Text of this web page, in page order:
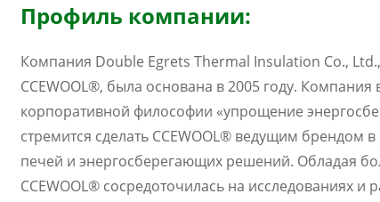
Профиль компании:
Компания Double Egrets Thermal Insulation Co.,
CCEWOOL®, была основана в 2005 году. Компания
корпоративной философии «упрощение
стремится сделать CCEWOOL® ведущим брендом
печей и энергосберегающих решений. Обладая
CCEWOOL® сосредоточилась на исследованиях и